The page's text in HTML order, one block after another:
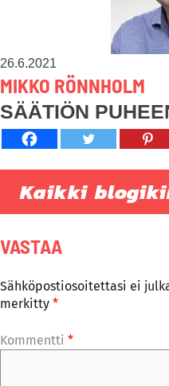
26.6.2021
MIKKO RÖNNHOLM
SÄÄTIÖN
Kaikki
VASTAA
Sähköpostiosoitettasi ei
merkitty *
Kommentti *